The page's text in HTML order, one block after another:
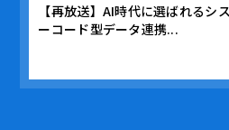
【再放送】AI時代に選ばれるシ
ーコード型データ連携...